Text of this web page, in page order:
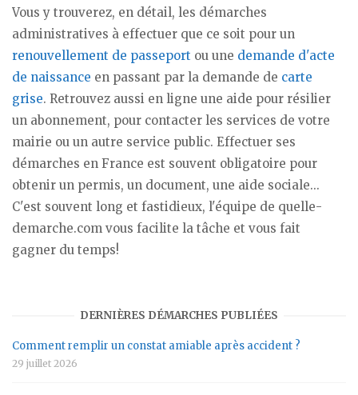
Vous y trouverez, en détail, les démarches
administratives à effectuer que ce soit pour un
renouvellement de passeport ou une demande d'acte
de naissance en passant par la demande de carte
grise. Retrouvez aussi en ligne une aide pour résilier
un abonnement, pour contacter les services de votre
mairie ou un autre service public. Effectuer ses
démarches en France est souvent obligatoire pour
obtenir un permis, un document, une aide sociale...
C'est souvent long et fastidieux, l'équipe de quelle-
demarche.com vous facilite la tâche et vous fait
gagner du temps!
DERNIÈRES DÉMARCHES PUBLIÉES
Comment remplir un constat amiable après accident ?
29 juillet 2026